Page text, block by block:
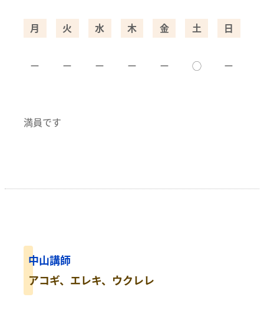
月
ー
火
ー
水
ー
木
ー
金
ー
土
◯
日
ー
満員です
中山講師
アコギ、エレキ、ウクレレ